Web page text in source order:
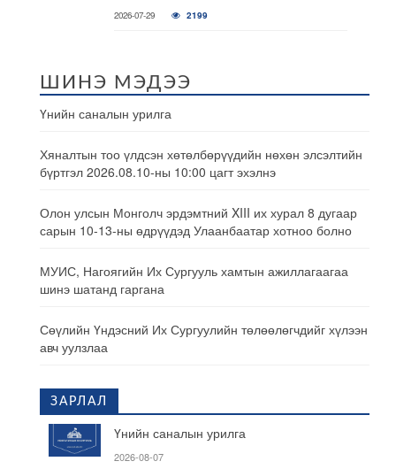
2026-07-29 2199
ШИНЭ МЭДЭЭ
Үнийн саналын урилга
Хяналтын тоо үлдсэн хөтөлбөрүүдийн нөхөн элсэлтийн
бүртгэл 2026.08.10-ны 10:00 цагт эхэлнэ
Олон улсын Монголч эрдэмтний XIII их хурал 8 дугаар
сарын 10-13-ны өдрүүдэд Улаанбаатар хотноо болно
МУИС, Нагоягийн Их Сургууль хамтын ажиллагаагаа
шинэ шатанд гаргана
Сөүлийн Үндэсний Их Сургуулийн төлөөлөгчдийг хүлээн
авч уулзлаа
ЗАРЛАЛ
Үнийн саналын урилга
2026-08-07